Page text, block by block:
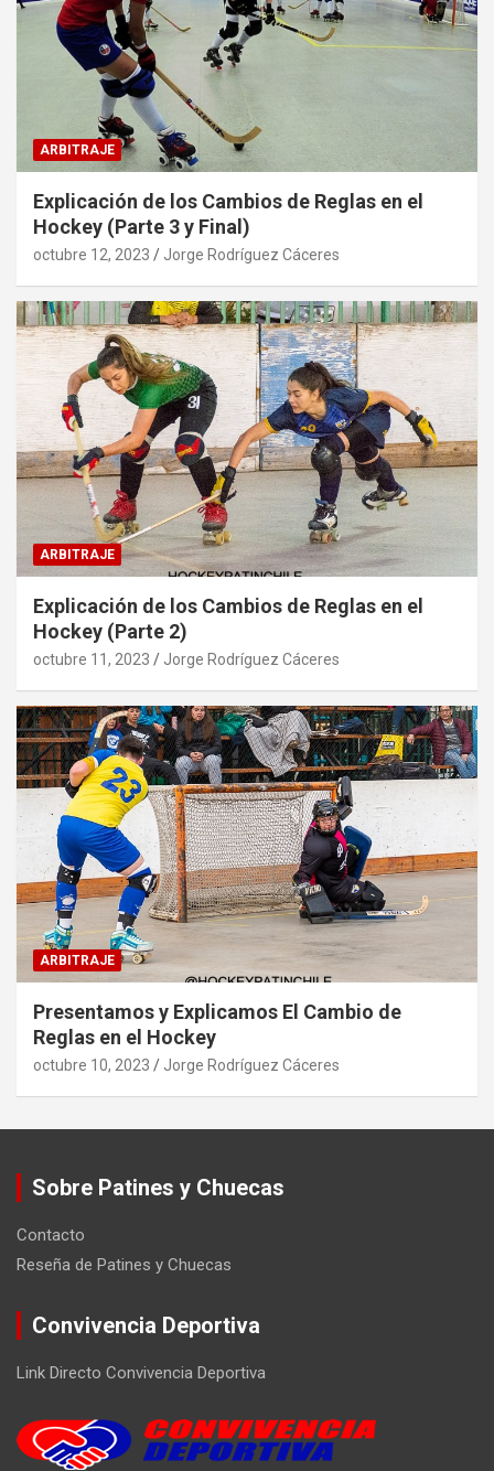
ARBITRAJE
Explicación de los Cambios de Reglas en el
Hockey (Parte 3 y Final)
octubre 12, 2023 Jorge Rodríguez Cáceres
ARBITRAJE
Explicación de los Cambios de Reglas en el
Hockey (Parte 2)
octubre 11, 2023 Jorge Rodríguez Cáceres
ARBITRAJE
Presentamos y Explicamos El Cambio de
Reglas en el Hockey
octubre 10, 2023 Jorge Rodríguez Cáceres
Sobre Patines y Chuecas
Contacto
Reseña de Patines y Chuecas
Convivencia Deportiva
Link Directo Convivencia Deportiva